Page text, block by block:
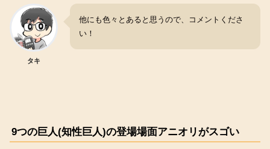
タキ
他にも色々とあると思うので、コメントくださ
い！
9つの巨人(知性巨人)の登場場面アニオリがスゴい